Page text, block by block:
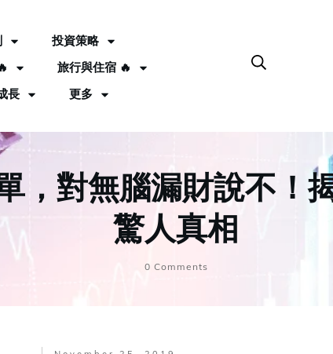
投資策略
旅行與住宿 🔥
長
更多
，對無腦漏財說不！
驚人真相
0 Comments